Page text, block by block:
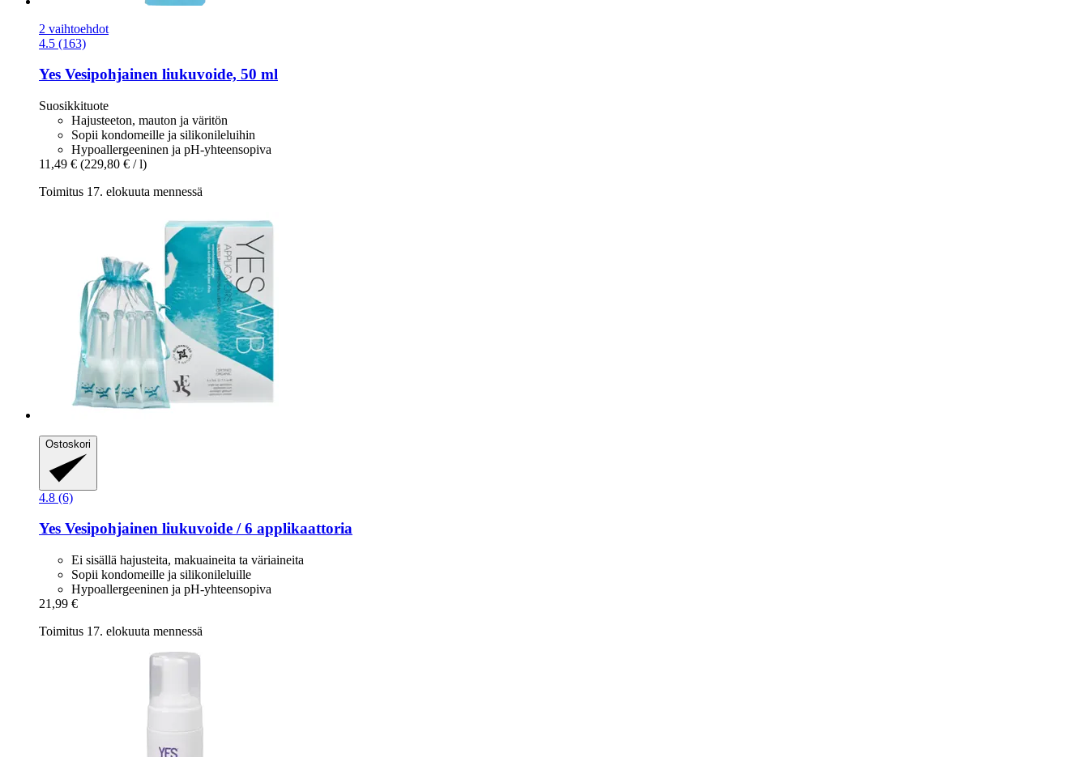
2 vaihtoehdot
4.5 (163)
Yes Vesipohjainen liukuvoide, 50 ml
Suosikkituote
Hajusteeton, mauton ja väritön
Sopii kondomeille ja silikonileluihin
Hypoallergeeninen ja pH-yhteensopiva
11,49 € (229,80 € / l)
Toimitus 17. elokuuta mennessä
Ostoskori
4.8 (6)
Yes Vesipohjainen liukuvoide / 6 applikaattoria
Ei sisällä hajusteita, makuaineita ta väriaineita
Sopii kondomeille ja silikonileluille
Hypoallergeeninen ja pH-yhteensopiva
21,99 €
Toimitus 17. elokuuta mennessä